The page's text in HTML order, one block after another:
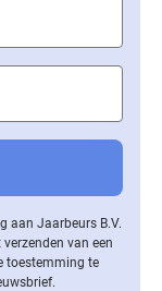
aan Jaarbeurs B.V.
van een
toestemming te